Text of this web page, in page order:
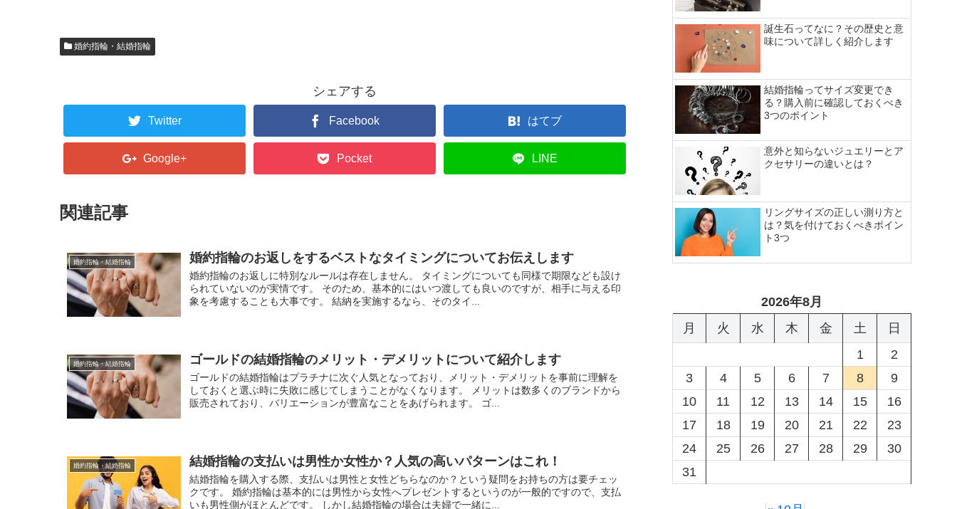
婚約指輪・結婚指輪
シェアする
Twitter Facebook はてブ
Google+ Pocket LINE
関連記事
婚約指輪・結婚指輪 婚約指輪のお返しをするベストなタイミングについてお伝えします
婚約指輪のお返しに特別なルールは存在しません。 タイミングについても同様で期限なども設け
られていないのが実情です。 そのため、基本的にはいつ渡しても良いのですが、相手に与える印
象を考慮することも大事です。 結納を実施するなら、そのタイ...
婚約指輪・結婚指輪 ゴールドの結婚指輪のメリット・デメリットについて紹介します
ゴールドの結婚指輪はプラチナに次ぐ人気となっており、メリット・デメリットを事前に理解を
しておくと選ぶ時に失敗に感じてしまうことがなくなります。 メリットは数多くのブランドから
販売されており、バリエーションが豊富なことをあげられます。 ゴ...
婚約指輪・結婚指輪 結婚指輪の支払いは男性か女性か？人気の高いパターンはこれ！
結婚指輪を購入する際、支払いは男性と女性どちらなのか？という疑問をお持ちの方は要チェッ
クです。 婚約指輪は基本的には男性から女性へプレゼントするというのが一般的ですので、支払
いも男性側がほとんどです。 しかし結婚指輪の場合は夫婦で一緒に...
誕生石ってなに？その歴史と意
味について詳しく紹介します
結婚指輪ってサイズ変更でき
る？購入前に確認しておくべき
3つのポイント
意外と知らないジュエリーとア
クセサリーの違いとは？
リングサイズの正しい測り方と
は？気を付けておくべきポイン
ト3つ
2026年8月
月
火 水 木 金 土
日
1
2
3
4 5 6 7 8
9
10
11 12 13 14 15
16
17
18 19 20 21 22
23
24
25 26 27 28 29
30
31